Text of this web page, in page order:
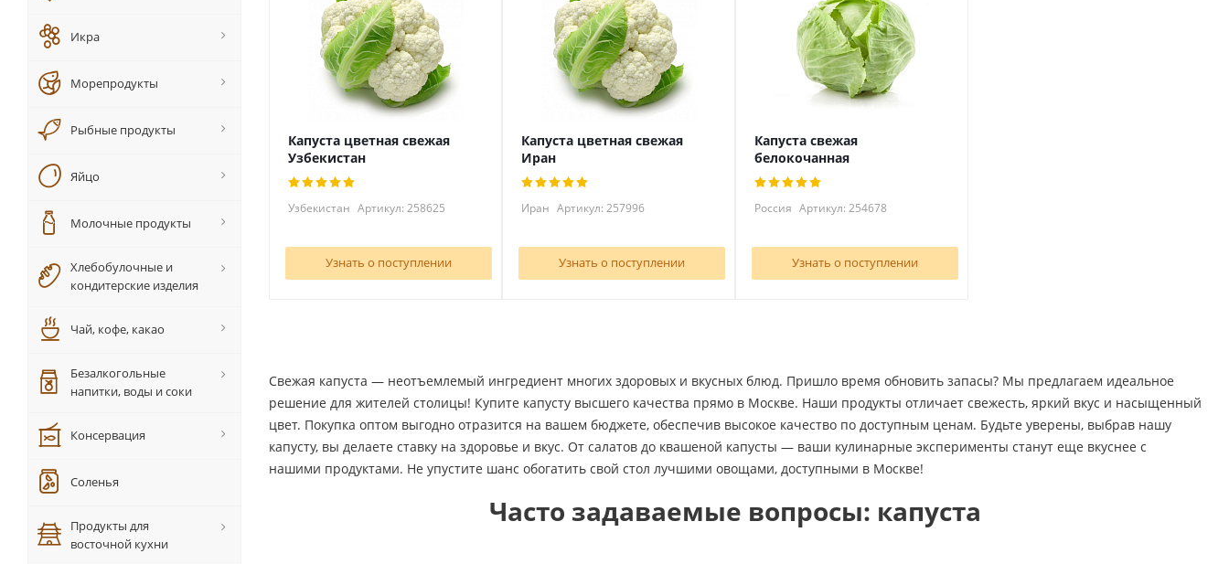
Капуста цветная свежая
Узбекистан
Узбекистан Артикул: 258625
Узнать о поступлении
Капуста цветная свежая
Иран
Иран Артикул: 257996
Узнать о поступлении
Капуста свежая
белокочанная
Россия Артикул: 254678
Узнать о поступлении
Свежая капуста — неотъемлемый ингредиент многих здоровых и вкусных блюд. Пришло время обновить запасы? Мы предлагаем идеальное
решение для жителей столицы! Купите капусту высшего качества прямо в Москве. Наши продукты отличает свежесть, яркий вкус и насыщенный
цвет. Покупка оптом выгодно отразится на вашем бюджете, обеспечив высокое качество по доступным ценам. Будьте уверены, выбрав нашу
капусту, вы делаете ставку на здоровье и вкус. От салатов до квашеной капусты — ваши кулинарные эксперименты станут еще вкуснее с
нашими продуктами. Не упустите шанс обогатить свой стол лучшими овощами, доступными в Москве!
Часто задаваемые вопросы: капуста
Икра
Морепродукты
Рыбные продукты
Яйцо
Молочные продукты
Хлебобулочные и
кондитерские изделия
Чай, кофе, какао
Безалкогольные
напитки, воды и соки
Консервация
Соленья
Продукты для
восточной кухни